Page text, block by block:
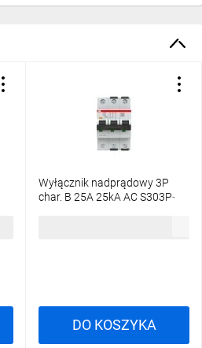
Wyłącznik nadprądowy 3P
char. B 25A 25kA AC S303P-
DO KOSZYKA